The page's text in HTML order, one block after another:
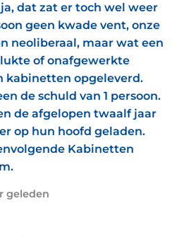
dat zat er toch wel weer
geen kwade vent, onze
neoliberaal, maar wat een
of onafgewerkte
kabinetten opgeleverd.
de schuld van 1 persoon.
de afgelopen twaalf jaar
op hun hoofd geladen.
Kabinetten
geleden